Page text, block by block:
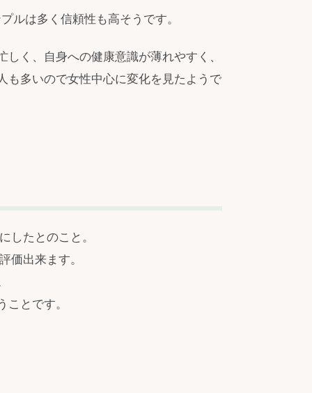
ルは多く信頼性も高そうです。
く、自身への健康意識が薄れやすく、
も多いので女性中心に変化を見たようで
たとのこと。
価出来ます。
とです。